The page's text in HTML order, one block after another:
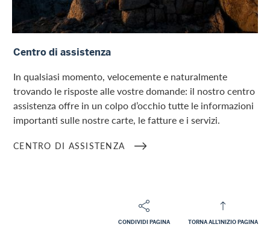
Centro di assistenza
Centro di assistenza
In qualsiasi momento, velocemente e naturalmente
trovando le risposte alle vostre domande: il nostro centro
assistenza offre in un colpo d’occhio tutte le informazioni
importanti sulle nostre carte, le fatture e i servizi.
CENTRO DI ASSISTENZA
CONDIVIDI PAGINA TORNA ALL'INIZIO PAGINA